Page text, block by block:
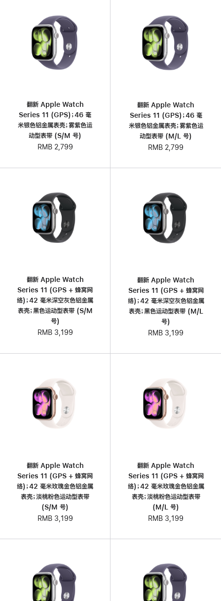
翻新 Apple Watch
Series 11 (GPS)；46 毫
米银色铝金属表壳；雾紫色运
动型表带 (S/M 号)
RMB 2,799
翻新 Apple Watch
Series 11 (GPS)；46 毫
米银色铝金属表壳；雾紫色运
动型表带 (M/L 号)
RMB 2,799
翻新 Apple Watch
Series 11 (GPS + 蜂窝网
络)；42 毫米深空灰色铝金属
表壳；黑色运动型表带 (S/M
号)
RMB 3,199
翻新 Apple Watch
Series 11 (GPS + 蜂窝网
络)；42 毫米深空灰色铝金属
表壳；黑色运动型表带 (M/L
号)
RMB 3,199
翻新 Apple Watch
Series 11 (GPS + 蜂窝网
络)；42 毫米玫瑰金色铝金属
表壳；淡桃粉色运动型表带
(S/M 号)
RMB 3,199
翻新 Apple Watch
Series 11 (GPS + 蜂窝网
络)；42 毫米玫瑰金色铝金属
表壳；淡桃粉色运动型表带
(M/L 号)
RMB 3,199